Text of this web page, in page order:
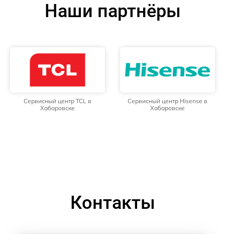
Наши партнёры
Сервисный центр TCL в
Хабаровске
Сервисный центр Hisense в
Хабаровске
Контакты